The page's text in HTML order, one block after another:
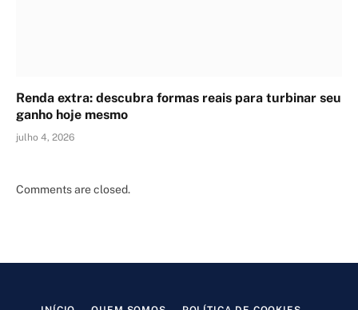
Renda extra: descubra formas reais para turbinar seu
ganho hoje mesmo
julho 4, 2026
Comments are closed.